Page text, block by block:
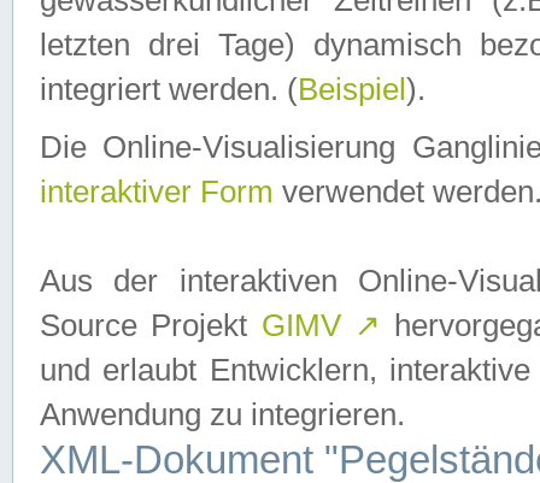
letzten drei Tage) dynamisch
integriert werden. (Beispiel ).
Die Online-Visualisierung
interaktiver Form verwendet
Aus der interaktiven Online-
Source Projekt GIMV ↗
und erlaubt Entwicklern,
Anwendung zu integrieren.
XML-Dokument